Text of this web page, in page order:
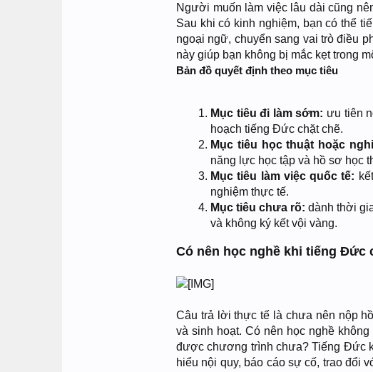
Người muốn làm việc lâu dài cũng
Sau khi có kinh nghiệm, bạn có thể
ngoại ngữ, chuyển sang vai trò điều
này giúp bạn không bị mắc kẹt trong
Bản đồ quyết định theo mục tiêu
Mục tiêu đi làm sớm: ưu tiên
hoạch tiếng Đức chặt chẽ.
Mục tiêu học thuật hoặc
năng lực học tập và hồ sơ học
Mục tiêu làm việc quốc tế:
nghiệm thực tế.
Mục tiêu chưa rõ: dành thời
và không ký kết vội vàng.
Có nên học nghề khi tiếng Đức
Câu trả lời thực tế là chưa nên nộp
và sinh hoạt. Có nên học nghề
được chương trình chưa? Tiếng Đức
hiểu nội quy, báo cáo sự cố, trao đổi